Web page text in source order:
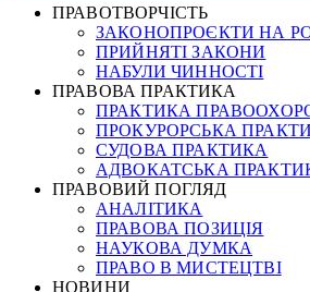
ПРАВОТВОРЧІСТЬ
ЗАКОНОПРОЄКТИ НА
ПРИЙНЯТІ ЗАКОНИ
НАБУЛИ ЧИННОСТІ
ПРАВОВА ПРАКТИКА
ПРАКТИКА
ПРОКУРОРСЬКА
СУДОВА ПРАКТИКА
АДВОКАТСЬКА
ПРАВОВИЙ ПОГЛЯД
АНАЛІТИКА
ПРАВОВА ПОЗИЦІЯ
НАУКОВА ДУМКА
ПРАВО В МИСТЕЦТВІ
НОВИНИ